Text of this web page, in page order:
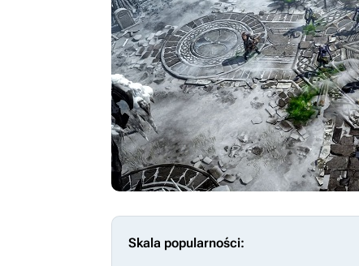
Skala popularności: